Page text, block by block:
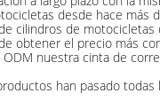
desde hace más
cilindros de
obtener el precio más
nuestra cinta de
han pasado